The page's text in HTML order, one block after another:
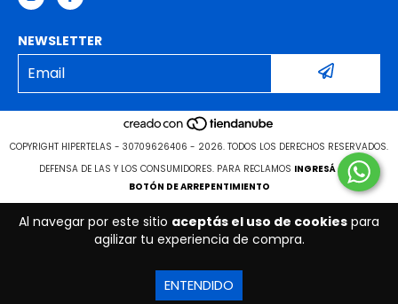
Al navegar por este sitio aceptás el uso de cookies para
agilizar tu experiencia de compra.
ENTENDIDO
NEWSLETTER
COPYRIGHT HIPERTELAS - 30709626406 - 2026. TODOS LOS DERECHOS RESERVADOS.
DEFENSA DE LAS Y LOS CONSUMIDORES. PARA RECLAMOS INGRESÁ ACÁ.
BOTÓN DE ARREPENTIMIENTO